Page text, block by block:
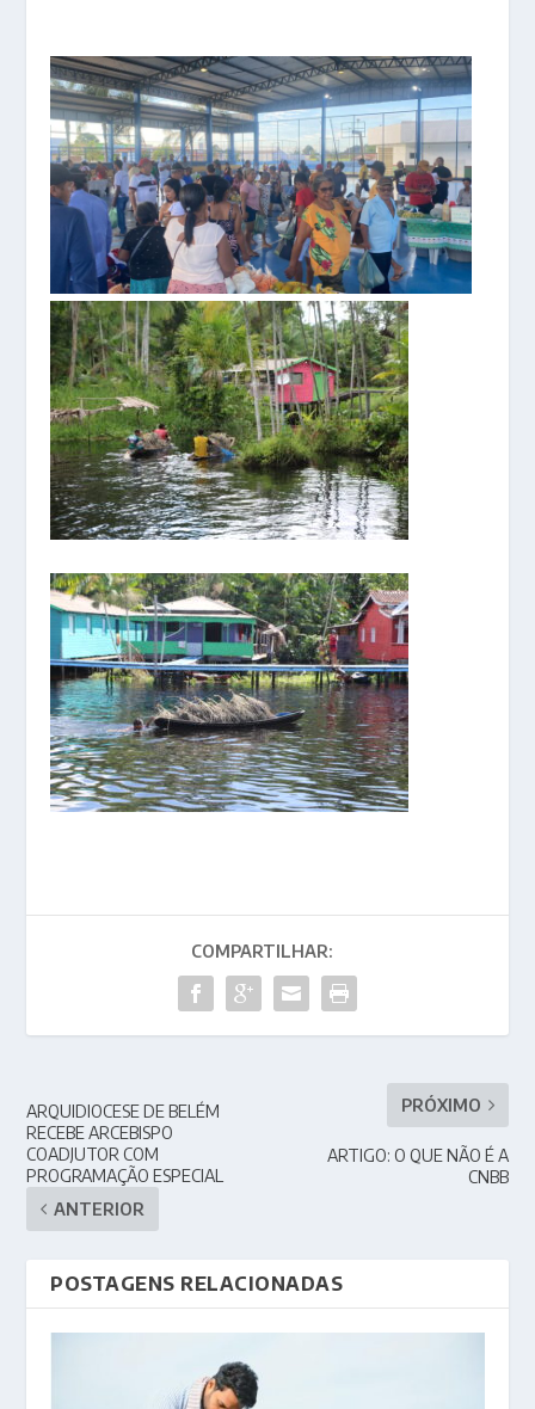
COMPARTILHAR:
ARQUIDIOCESE DE BELÉM
RECEBE ARCEBISPO
COADJUTOR COM
PROGRAMAÇÃO ESPECIAL
ANTERIOR
PRÓXIMO
ARTIGO: O QUE NÃO É A
CNBB
POSTAGENS RELACIONADAS